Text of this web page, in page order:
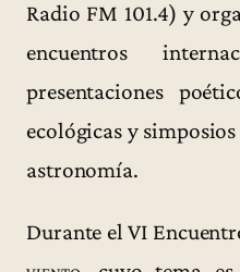
Radio FM 101.4) y
encuentros
presentaciones
ecológicas y
astronomía.
Durante el VI